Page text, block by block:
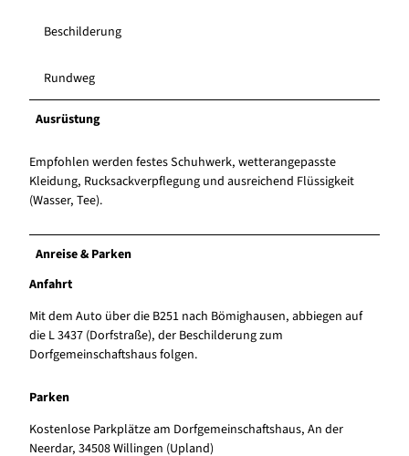
Beschilderung
Rundweg
Ausrüstung
Empfohlen werden festes Schuhwerk, wetterangepasste
Kleidung, Rucksackverpflegung und ausreichend Flüssigkeit
(Wasser, Tee).
Anreise & Parken
Anfahrt
Mit dem Auto über die B251 nach Bömighausen, abbiegen auf
die L 3437 (Dorfstraße), der Beschilderung zum
Dorfgemeinschaftshaus folgen.
Parken
Kostenlose Parkplätze am Dorfgemeinschaftshaus, An der
Neerdar, 34508 Willingen (Upland)